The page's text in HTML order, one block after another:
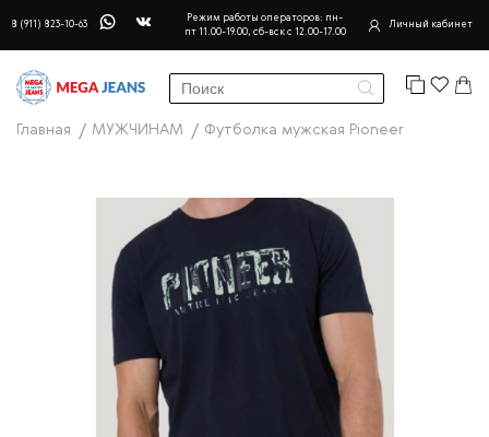
8 (911) 823-10-63
Режим работы операторов: пн-
пт 11.00-19.00, сб-вск с 12.00-17.00
Личный кабинет
Главная МУЖЧИНАМ Футболка мужская Pioneer